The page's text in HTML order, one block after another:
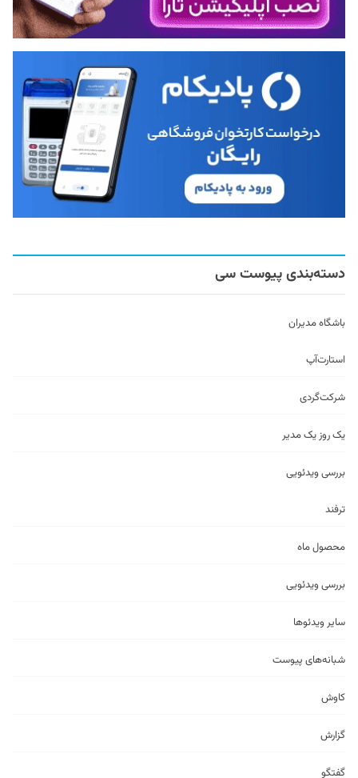
دسته‌بندی پیوست سی
باشگاه مدیران
استارت‌آپ
شرکت‌گردی
یک روز یک مدیر
بررسی ویدئویی
ترفند
محصول ماه
بررسی ویدئویی
سایر ویدئو‌ها
شبانه‌های پیوست
کاوش
گزارش
گفتگو